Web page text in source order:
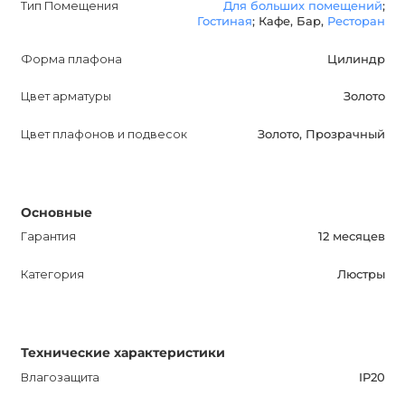
Тип Помещения Для больших помещений;
Гостиная; Кафе, Бар, Ресторан
Форма плафона Цилиндр
Цвет арматуры Золото
Цвет плафонов и подвесок Золото, Прозрачный
Основные
Гарантия 12 месяцев
Категория Люстры
Технические характеристики
Влагозащита IP20